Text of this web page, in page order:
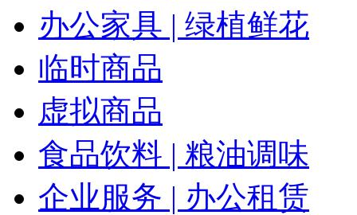
办公家具 | 绿植鲜花
临时商品
虚拟商品
食品饮料 | 粮油调味
企业服务 | 办公租赁